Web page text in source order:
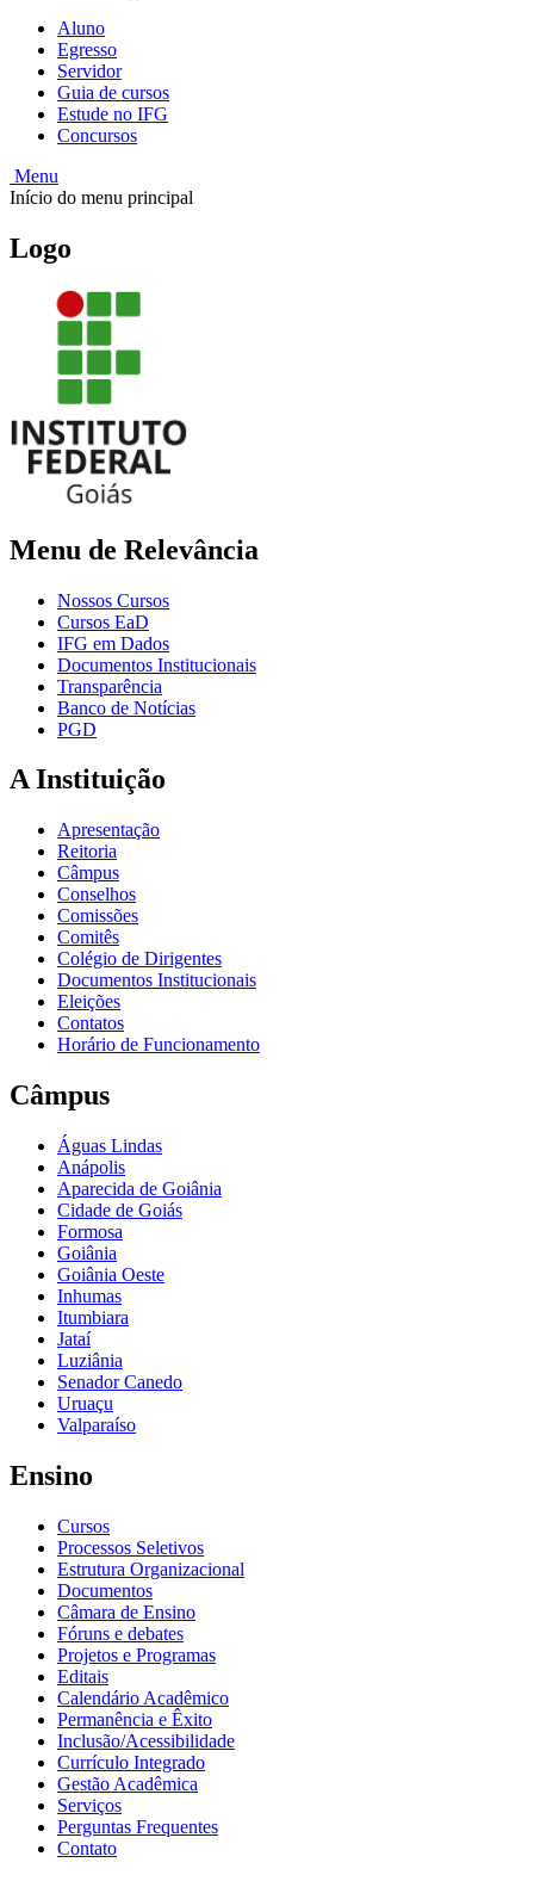
Aluno
Egresso
Servidor
Guia de cursos
Estude no IFG
Concursos
Menu
Início do menu principal
Logo
Menu de Relevância
Nossos Cursos
Cursos EaD
IFG em Dados
Documentos Institucionais
Transparência
Banco de Notícias
PGD
A Instituição
Apresentação
Reitoria
Câmpus
Conselhos
Comissões
Comitês
Colégio de Dirigentes
Documentos Institucionais
Eleições
Contatos
Horário de Funcionamento
Câmpus
Águas Lindas
Anápolis
Aparecida de Goiânia
Cidade de Goiás
Formosa
Goiânia
Goiânia Oeste
Inhumas
Itumbiara
Jataí
Luziânia
Senador Canedo
Uruaçu
Valparaíso
Ensino
Cursos
Processos Seletivos
Estrutura Organizacional
Documentos
Câmara de Ensino
Fóruns e debates
Projetos e Programas
Editais
Calendário Acadêmico
Permanência e Êxito
Inclusão/Acessibilidade
Currículo Integrado
Gestão Acadêmica
Serviços
Perguntas Frequentes
Contato